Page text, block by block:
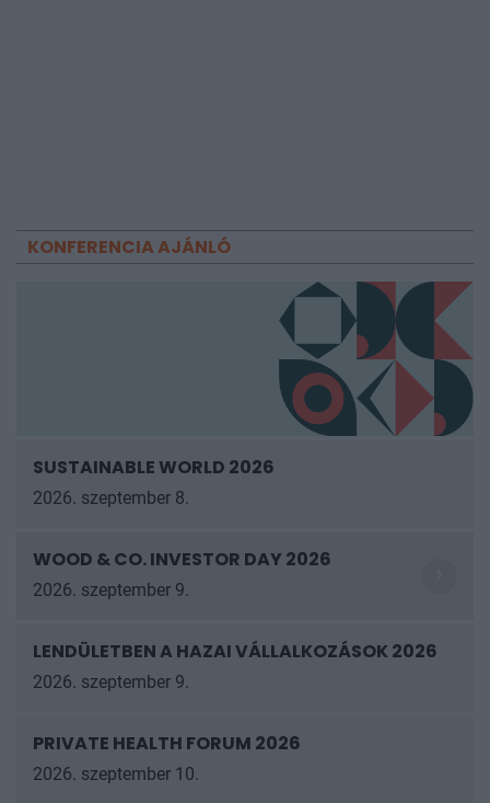
KONFERENCIA AJÁNLÓ
SUSTAINABLE WORLD 2026
2026. szeptember 8.
WOOD & CO. INVESTOR DAY 2026
2026. szeptember 9.
LENDÜLETBEN A HAZAI VÁLLALKOZÁSOK
2026
PRIVATE HEALTH FORUM 2026